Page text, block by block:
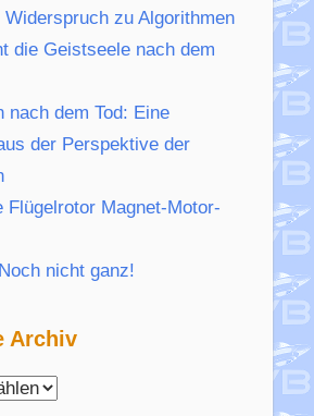
zu Algorithmen
die Geistseele nach dem
nach dem Tod: Eine
der Perspektive der
Flügelrotor Magnet-Motor-
nicht ganz!
Archiv